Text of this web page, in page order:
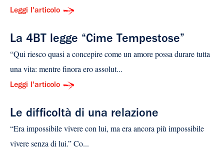
Leggi l'articolo
La 4BT legge “Cime Tempestose”
“Qui riesco quasi a concepire come un amore possa durare tutta
una vita: mentre finora ero assolut...
Leggi l'articolo
Le difficoltà di una relazione
“Era impossibile vivere con lui, ma era ancora più impossibile
vivere senza di lui.” Co...